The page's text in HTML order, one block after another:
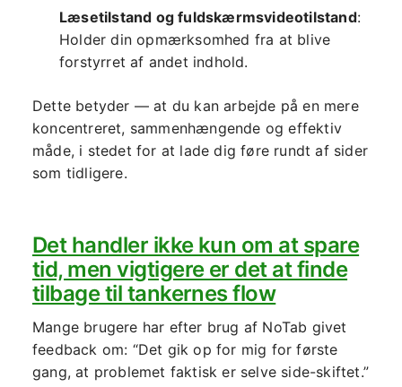
Læsetilstand og fuldskærmsvideotilstand:
Holder din opmærksomhed fra at blive
forstyrret af andet indhold.
Dette betyder — at du kan arbejde på en mere
koncentreret, sammenhængende og effektiv
måde, i stedet for at lade dig føre rundt af sider
som tidligere.
Det handler ikke kun om at spare
tid, men vigtigere er det at finde
tilbage til tankernes flow
Mange brugere har efter brug af NoTab givet
feedback om: “Det gik op for mig for første
gang, at problemet faktisk er selve side-skiftet.”